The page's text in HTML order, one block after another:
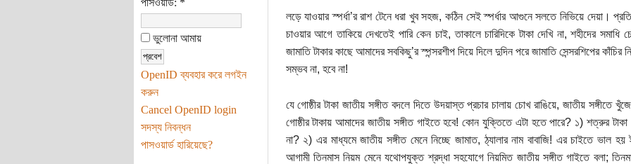
ভুলোনা আমায়
OpenID ব্যবহার করে লগইন
করুন
Cancel OpenID login
সদস্য নিবন্ধন
পাসওয়ার্ড হারিয়েছে?
লড়ে যাওয়ার স্পর্ধা’র রাশ টেনে ধরা খুব সহজ, কঠিন সেই স্পর্ধার আগুনে সলতে নিভিয়ে দেয়া।
চাওয়ার আগে তাকিয়ে দেখতেই পারি কেন চাই, তাকালে চারিদিকে টাকা দেখি না, শহীদের
জামাতি টাকার কাছে আমাদের সবকিছু’র স্পন্সরশীপ দিয়ে দিলে দুদিন পরে জামাতি সেন্সরশিপের
সম্ভব না, হবে না!
যে গোষ্ঠীর টাকা জাতীয় সঙ্গীত বদলে দিতে উদয়াস্ত প্রচার চালায় চোখ রাঙিয়ে, জাতীয়
গোষ্ঠীর টাকায় আমাদের জাতীয় সঙ্গীত গাইতে হবে! কোন যুক্তিতে এটা হতে পারে? ১) শত্রুর
না? ২) এর মাধ্যমে জাতীয় সঙ্গীত মেনে নিচ্ছে জামাত, ঠ্যালার নাম বাবাজি! এর চাইতে ভাল
আগামী তিনমাস নিয়ম মেনে যথোপযুক্ত শ্রদ্ধা সহযোগে নিয়মিত জাতীয় সঙ্গীত গাইতে বলা;